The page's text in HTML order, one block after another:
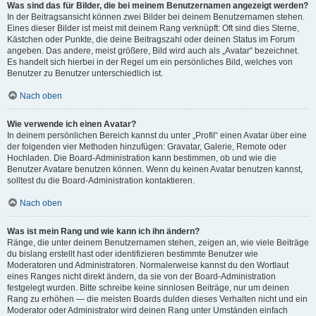
Was sind das für Bilder, die bei meinem Benutzernamen angezeigt werden?
In der Beitragsansicht können zwei Bilder bei deinem Benutzernamen stehen.
Eines dieser Bilder ist meist mit deinem Rang verknüpft: Oft sind dies Sterne,
Kästchen oder Punkte, die deine Beitragszahl oder deinen Status im Forum
angeben. Das andere, meist größere, Bild wird auch als „Avatar“ bezeichnet.
Es handelt sich hierbei in der Regel um ein persönliches Bild, welches von
Benutzer zu Benutzer unterschiedlich ist.
Nach oben
Wie verwende ich einen Avatar?
In deinem persönlichen Bereich kannst du unter „Profil“ einen Avatar über eine
der folgenden vier Methoden hinzufügen: Gravatar, Galerie, Remote oder
Hochladen. Die Board-Administration kann bestimmen, ob und wie die
Benutzer Avatare benutzen können. Wenn du keinen Avatar benutzen kannst,
solltest du die Board-Administration kontaktieren.
Nach oben
Was ist mein Rang und wie kann ich ihn ändern?
Ränge, die unter deinem Benutzernamen stehen, zeigen an, wie viele Beiträge
du bislang erstellt hast oder identifizieren bestimmte Benutzer wie
Moderatoren und Administratoren. Normalerweise kannst du den Wortlaut
eines Ranges nicht direkt ändern, da sie von der Board-Administration
festgelegt wurden. Bitte schreibe keine sinnlosen Beiträge, nur um deinen
Rang zu erhöhen — die meisten Boards dulden dieses Verhalten nicht und ein
Moderator oder Administrator wird deinen Rang unter Umständen einfach